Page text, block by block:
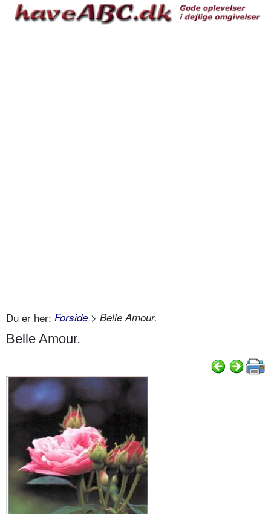
Du er her: Forside > Belle Amour.
Belle Amour.